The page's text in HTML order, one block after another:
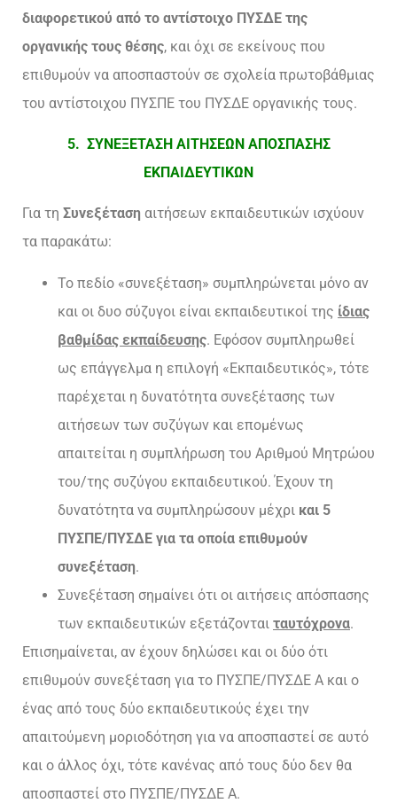
διαφορετικού από το αντίστοιχο ΠΥΣΔΕ της
οργανικής τους θέσης, και όχι σε εκείνους που
επιθυμούν να αποσπαστούν σε σχολεία πρωτοβάθμιας
του αντίστοιχου ΠΥΣΠΕ του ΠΥΣΔΕ οργανικής τους.
5. ΣΥΝΕΞΕΤΑΣΗ ΑΙΤΗΣΕΩΝ ΑΠΟΣΠΑΣΗΣ
ΕΚΠΑΙΔΕΥΤΙΚΩΝ
Για τη Συνεξέταση αιτήσεων εκπαιδευτικών ισχύουν
τα παρακάτω:
Το πεδίο «συνεξέταση» συμπληρώνεται μόνο αν
και οι δυο σύζυγοι είναι εκπαιδευτικοί της ίδιας
βαθμίδας εκπαίδευσης. Εφόσον συμπληρωθεί
ως επάγγελμα η επιλογή «Εκπαιδευτικός», τότε
παρέχεται η δυνατότητα συνεξέτασης των
αιτήσεων των συζύγων και επομένως
απαιτείται η συμπλήρωση του Αριθμού Μητρώου
του/της συζύγου εκπαιδευτικού. Έχουν τη
δυνατότητα να συμπληρώσουν μέχρι και 5
ΠΥΣΠΕ/ΠΥΣΔΕ για τα οποία επιθυμούν
συνεξέταση.
Συνεξέταση σημαίνει ότι οι αιτήσεις απόσπασης
των εκπαιδευτικών εξετάζονται ταυτόχρονα.
Επισημαίνεται, αν έχουν δηλώσει και οι δύο ότι
επιθυμούν συνεξέταση για το ΠΥΣΠΕ/ΠΥΣΔΕ Α και ο
ένας από τους δύο εκπαιδευτικούς έχει την
απαιτούμενη μοριοδότηση για να αποσπαστεί σε αυτό
και ο άλλος όχι, τότε κανένας από τους δύο δεν θα
αποσπαστεί στο ΠΥΣΠΕ/ΠΥΣΔΕ Α.